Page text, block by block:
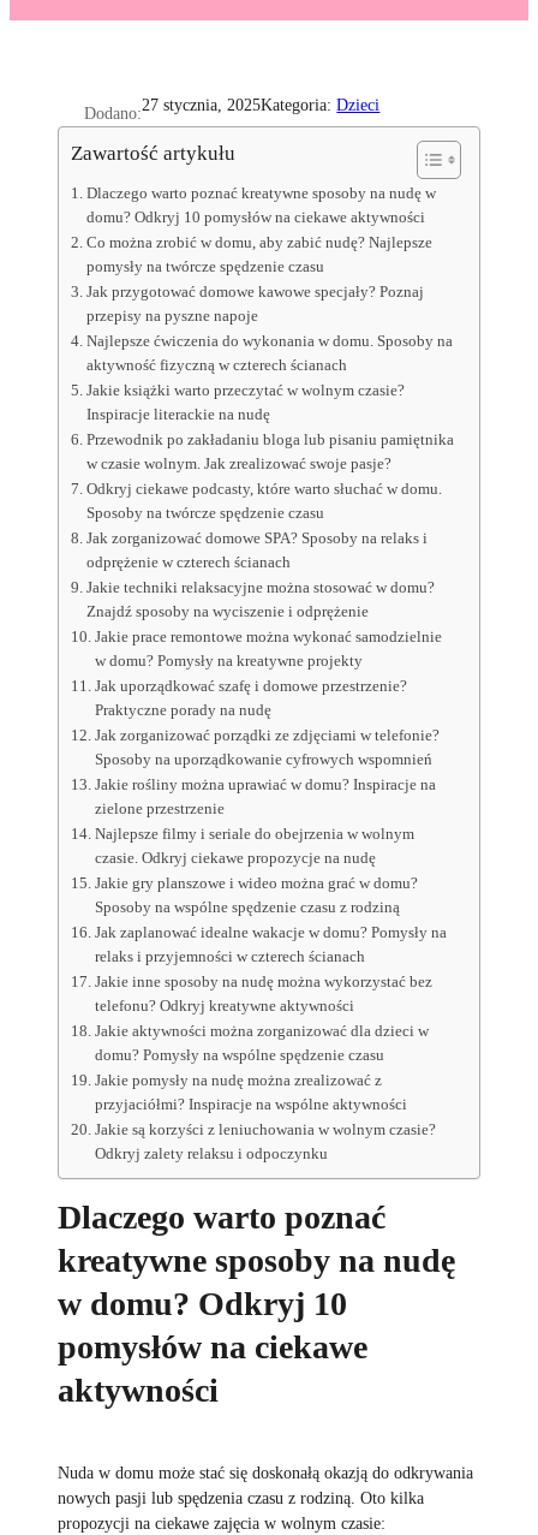
Dodano:27 stycznia, 2025Kategoria:Dzieci
Zawartość artykułu
Dlaczego warto poznać kreatywne sposoby na nudę w
domu? Odkryj 10 pomysłów na ciekawe aktywności
Co można zrobić w domu, aby zabić nudę? Najlepsze
pomysły na twórcze spędzenie czasu
Jak przygotować domowe kawowe specjały? Poznaj
przepisy na pyszne napoje
Najlepsze ćwiczenia do wykonania w domu. Sposoby na
aktywność fizyczną w czterech ścianach
Jakie książki warto przeczytać w wolnym czasie?
Inspiracje literackie na nudę
Przewodnik po zakładaniu bloga lub pisaniu pamiętnika
w czasie wolnym. Jak zrealizować swoje pasje?
Odkryj ciekawe podcasty, które warto słuchać w domu.
Sposoby na twórcze spędzenie czasu
Jak zorganizować domowe SPA? Sposoby na relaks i
odprężenie w czterech ścianach
Jakie techniki relaksacyjne można stosować w domu?
Znajdź sposoby na wyciszenie i odprężenie
Jakie prace remontowe można wykonać samodzielnie
w domu? Pomysły na kreatywne projekty
Jak uporządkować szafę i domowe przestrzenie?
Praktyczne porady na nudę
Jak zorganizować porządki ze zdjęciami w telefonie?
Sposoby na uporządkowanie cyfrowych wspomnień
Jakie rośliny można uprawiać w domu? Inspiracje na
zielone przestrzenie
Najlepsze filmy i seriale do obejrzenia w wolnym
czasie. Odkryj ciekawe propozycje na nudę
Jakie gry planszowe i wideo można grać w domu?
Sposoby na wspólne spędzenie czasu z rodziną
Jak zaplanować idealne wakacje w domu? Pomysły na
relaks i przyjemności w czterech ścianach
Jakie inne sposoby na nudę można wykorzystać bez
telefonu? Odkryj kreatywne aktywności
Jakie aktywności można zorganizować dla dzieci w
domu? Pomysły na wspólne spędzenie czasu
Jakie pomysły na nudę można zrealizować z
przyjaciółmi? Inspiracje na wspólne aktywności
Jakie są korzyści z leniuchowania w wolnym czasie?
Odkryj zalety relaksu i odpoczynku
Dlaczego warto poznać
kreatywne sposoby na nudę
w domu? Odkryj 10
pomysłów na ciekawe
aktywności
Nuda w domu może stać się doskonałą okazją do odkrywania
nowych pasji lub spędzenia czasu z rodziną. Oto kilka
propozycji na ciekawe zajęcia w wolnym czasie: